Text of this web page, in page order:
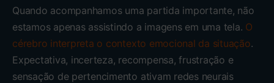
Quando acompanhamos uma partida importante, não
estamos apenas assistindo a imagens em uma tela. O
cérebro interpreta o contexto emocional da situação.
Expectativa, incerteza, recompensa, frustração e
sensação de pertencimento ativam redes neurais